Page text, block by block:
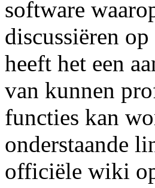
software
discussiëren
heeft het een
van kunnen
functies kan
onderstaande
officiële wiki